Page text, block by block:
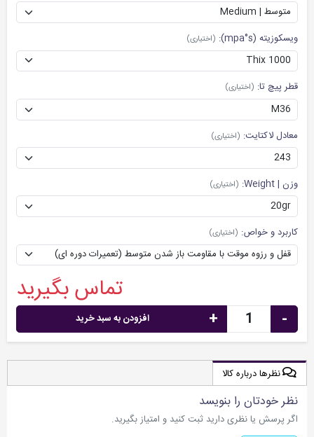
ویسکوزیته (mpa°s): (اختیاری)
قطر پیچ تا: (اختیاری)
معادل لاکتایت: (اختیاری)
وزن | Weight: (اختیاری)
کاربرد و خواص: (اختیاری)
تماس بگیرید
-
+ افزودن به سبد خرید
نظرها درباره کالا
نظر خودتان را بنویسد
اگر پرسش یا نظری دارید ثبت کنید و امتیاز بگیرید.